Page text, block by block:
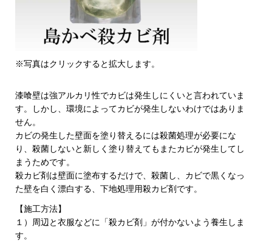
※写真はクリックすると拡大します。
漆喰壁は強アルカリ性でカビは発生しにくいと言われていま
す。しかし、環境によってカビが発生しないわけではありま
せん。
カビの発生した壁面を塗り替えるには殺菌処理が必要にな
り、殺菌しないと新しく塗り替えてもまたカビが発生してし
まうためです。
殺カビ剤は壁面に塗布するだけで、殺菌し、カビで黒くなっ
た壁を白く漂白する、下地処理用殺カビ剤です。
【施工方法】
１）周辺と衣服などに「殺カビ剤」が付かないよう養⽣しま
す。